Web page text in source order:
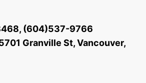
, (604)537-9766
Granville St, Vancouver,